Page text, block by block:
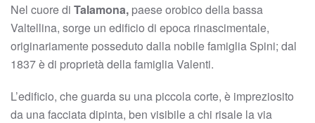
Nel cuore di Talamona, paese orobico della bassa
Valtellina, sorge un edificio di epoca rinascimentale,
originariamente posseduto dalla nobile famiglia Spini; dal
1837 è di proprietà della famiglia Valenti.
L’edificio, che guarda su una piccola corte, è impreziosito
da una facciata dipinta, ben visibile a chi risale la via